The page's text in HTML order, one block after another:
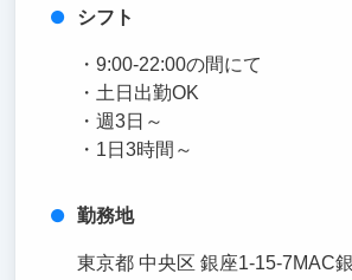
シフト
・9:00-22:00の間にて
・土日出勤OK
・週3日～
・1日3時間～
勤務地
東京都 中央区 銀座1-15-7MAC